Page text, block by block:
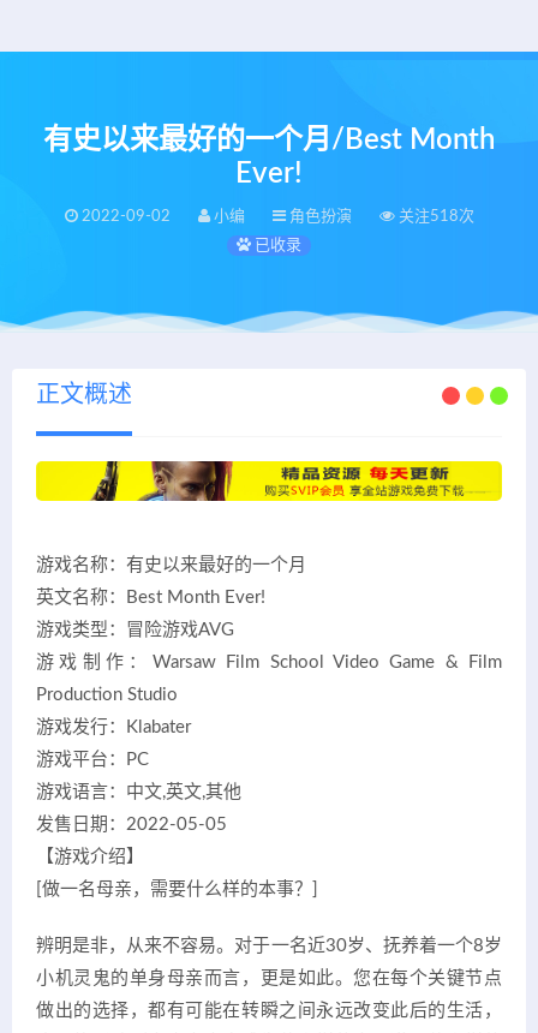
有史以来最好的一个月/Best Month
Ever!
2022-09-02 小编 角色扮演
关注518次
已收录
正文概述
游戏名称：有史以来最好的一个月
英文名称：Best Month Ever!
游戏类型：冒险游戏AVG
游戏制作：Warsaw Film School Video Game & Film
Production Studio
游戏发行：Klabater
游戏平台：PC
游戏语言：中文,英文,其他
发售日期：2022-05-05
【游戏介绍】
[做一名母亲，需要什么样的本事？]
辨明是非，从来不容易。对于一名近30岁、抚养着一个8岁
小机灵鬼的单身母亲而言，更是如此。您在每个关键节点
做出的选择，都有可能在转瞬之间永远改变此后的生活，